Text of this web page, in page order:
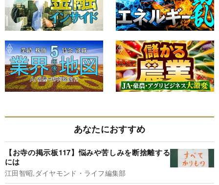
あなたにおすすめ
【お寺の掲示板117】悩みや苦しみを断捨離する
には
江田智昭,ダイヤモンド・ライフ編集部